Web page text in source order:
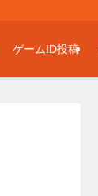
ゲームID投稿